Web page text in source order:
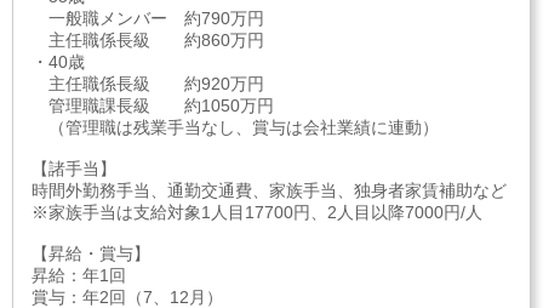
一般職メンバー 約790万円
主任職係長級 約860万円
・40歳
主任職係長級 約920万円
管理職課長級 約1050万円
（管理職は残業手当なし、賞与は会社業績に連動）
【諸手当】
時間外勤務手当、通勤交通費、家族手当、独身者家賃補助など
※家族手当は支給対象1人目17700円、2人目以降7000円/人
【昇給・賞与】
昇給：年1回
賞与：年2回（7、12月）